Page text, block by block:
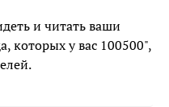
и читать ваши
которых у вас 100500",